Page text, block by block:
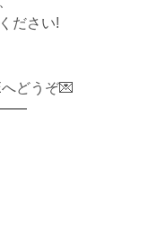
ださい!
どうぞ💌